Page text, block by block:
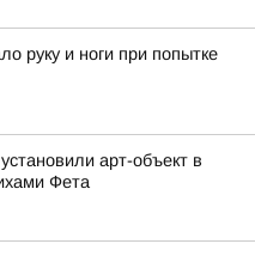
руку и ноги при попытке
арт-объект в
Фета